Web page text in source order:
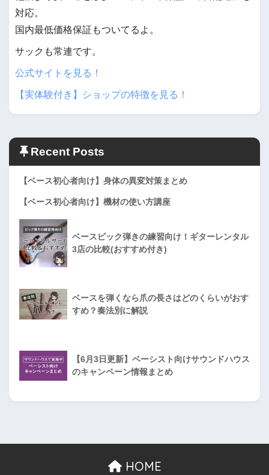
対応。
国内最低価格保証もついてるよ。
サックも常連です。
公式サイトを見る！
【実体験付き】ショップの特徴を見る！
Recent Posts
【ベース初心者向け】身体の異変対策まとめ
【ベース初心者向け】機材の使い方講座
ベースピック弾きの練習向け！ギターレンタル
3店の比較(おすすめ付き)
ベースを弾くなら爪の長さはどのくらいがおす
すめ？奏法別に解説
【6月3日更新】ベーシスト向けサウンドハウス
のキャンペーン情報まとめ
HOME